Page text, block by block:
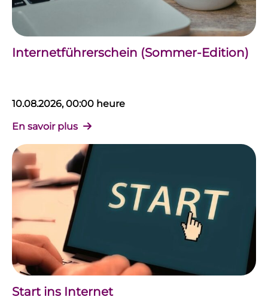
Internetführerschein (Sommer-Edition)
10.08.2026, 00:00 heure
En savoir plus
Start ins Internet